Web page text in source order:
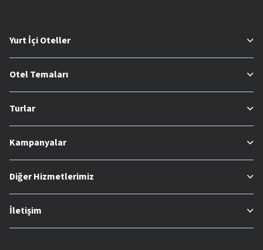
Yurt İçi Oteller
Otel Temaları
Turlar
Kampanyalar
Diğer Hizmetlerimiz
İletişim